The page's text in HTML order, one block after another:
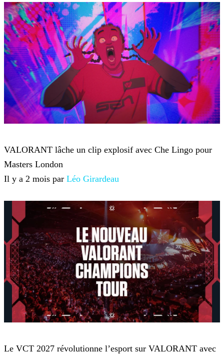
VALORANT lâche un clip explosif avec Che Lingo pour
Masters London
Il y a 2 mois par Léo Girardeau
Le VCT 2027 révolutionne l’esport sur VALORANT avec